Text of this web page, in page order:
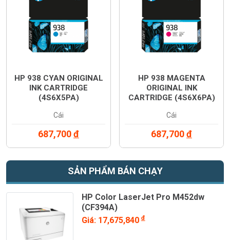
HP 938 CYAN ORIGINAL
INK CARTRIDGE
(4S6X5PA)
Cái
687,700đ
HP 938 MAGENTA
ORIGINAL INK
CARTRIDGE (4S6X6PA)
Cái
687,700đ
SẢN PHẨM BÁN CHẠY
HP Color LaserJet Pro M452dw
(CF394A)
Giá: 17,675,840đ